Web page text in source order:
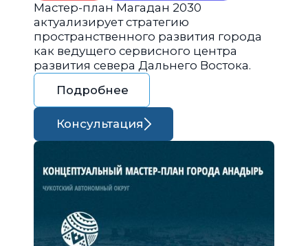
Мастер-план Магадан 2030
актуализирует стратегию
пространственного развития города
как ведущего сервисного центра
развития севера Дальнего Востока.
Подробнее
Консультация